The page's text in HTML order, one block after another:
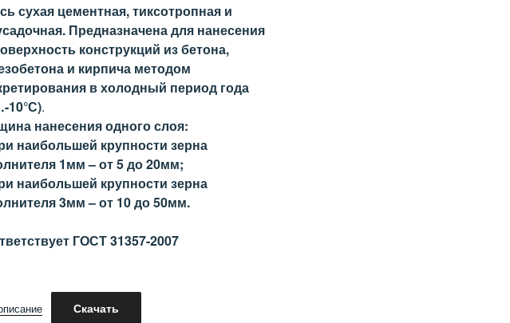
сухая цементная, тиксотропная и
Предназначена для нанесения
конструкций из бетона,
и кирпича методом
в холодный период года
10°С).
нанесения одного слоя:
наибольшей крупности зерна
1мм – от 5 до 20мм;
наибольшей крупности зерна
3мм – от 10 до 50мм.
ГОСТ 31357-2007
Скачать